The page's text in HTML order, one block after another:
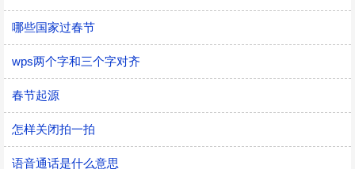
哪些国家过春节
wps两个字和三个字对齐
春节起源
怎样关闭拍一拍
语音通话是什么意思